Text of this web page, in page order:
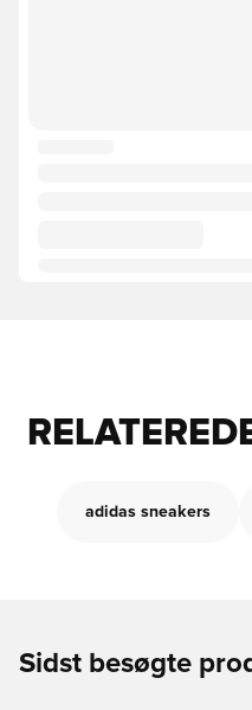
adidas sneakers
Sidst besøgte